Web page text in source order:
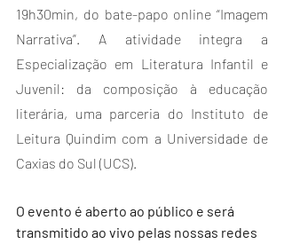
19h30min, do bate-papo online “Imagem
Narrativa”. A atividade integra a
Especialização em Literatura Infantil e
Juvenil: da composição à educação
literária, uma parceria do Instituto de
Leitura Quindim com a Universidade de
Caxias do Sul (UCS).
O evento é aberto ao público e será
transmitido ao vivo pelas nossas redes